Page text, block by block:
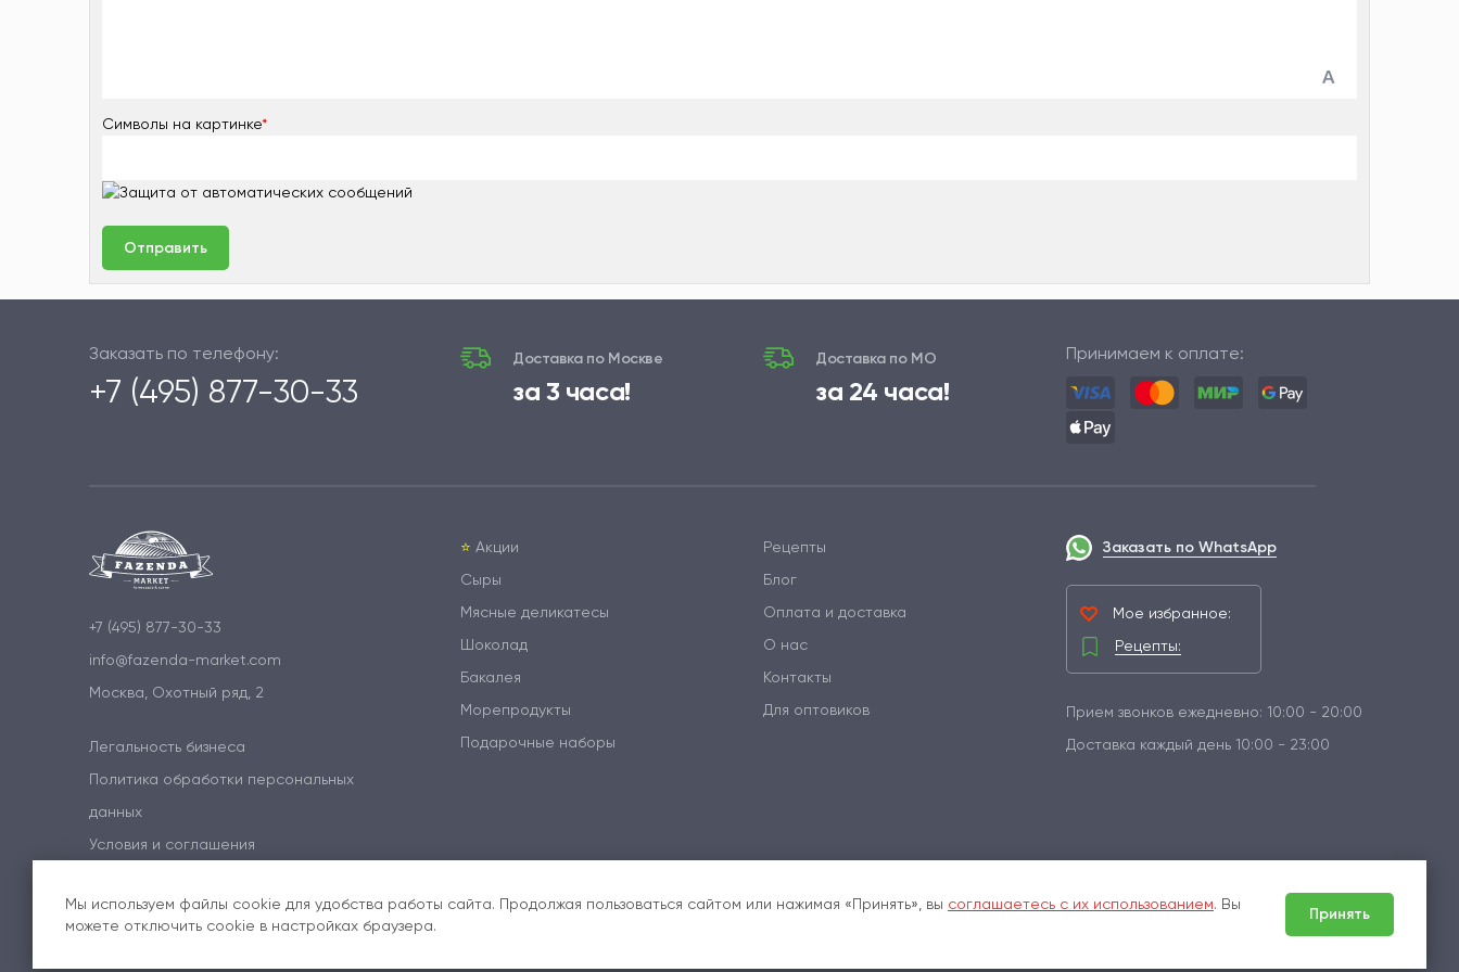
Символы на картинке*
Заказать по телефону:
+7 (495) 877-30-33
Доставка по Москве
за 3 часа!
Доставка по МО
за 24 часа!
Принимаем к оплате:
+7 (495) 877-30-33
info@fazenda-market.com
Москва, Охотный ряд, 2
Легальность бизнеса
Политика обработки персональных
данных
Условия и соглашения
⭐️ Акции
Сыры
Мясные деликатесы
Шоколад
Бакалея
Морепродукты
Подарочные наборы
Рецепты
Блог
Оплата и доставка
О нас
Контакты
Для оптовиков
Заказать по WhatsApp
Мое избранное:
Рецепты:
Прием звонков ежедневно: 10:00 - 20:00
Доставка каждый день 10:00 - 23:00
Мы используем файлы cookie для удобства работы сайта. Продолжая пользоваться сайтом или нажимая «Принять», вы соглашаетесь с их использованием. Вы
можете отключить cookie в настройках браузера.
Принять